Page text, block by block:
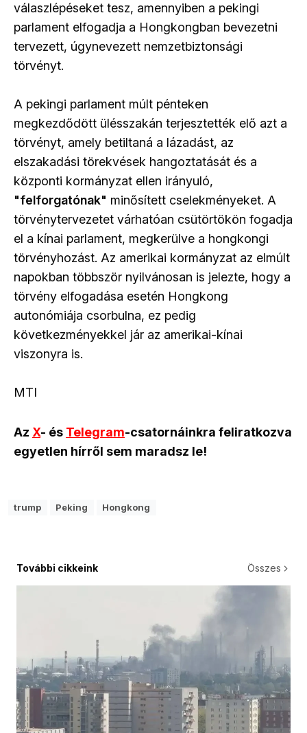
válaszlépéseket tesz, amennyiben a pekingi
parlament elfogadja a Hongkongban bevezetni
tervezett, úgynevezett nemzetbiztonsági
törvényt.
A pekingi parlament múlt pénteken
megkezdődött ülésszakán terjesztették elő azt a
törvényt, amely betiltaná a lázadást, az
elszakadási törekvések hangoztatását és a
központi kormányzat ellen irányuló,
"felforgatónak" minősített cselekményeket. A
törvénytervezetet várhatóan csütörtökön fogadja
el a kínai parlament, megkerülve a hongkongi
törvényhozást. Az amerikai kormányzat az elmúlt
napokban többször nyilvánosan is jelezte, hogy a
törvény elfogadása esetén Hongkong
autonómiája csorbulna, ez pedig
következményekkel jár az amerikai-kínai
viszonyra is.
MTI
Az X- és Telegram-csatornáinkra feliratkozva
egyetlen hírről sem maradsz le!
trump Peking Hongkong
További cikkeink Összes